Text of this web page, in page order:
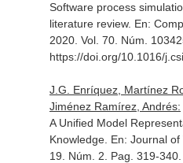
Software process
literature review. En:
2020. Vol. 70. Núm.
https://doi.org/10.1016/
J.G. Enríquez, Martínez
Jiménez Ramírez, Andrés:
A Unified Model
Knowledge. En: Journal
19. Núm. 2. Pag. 319-340.